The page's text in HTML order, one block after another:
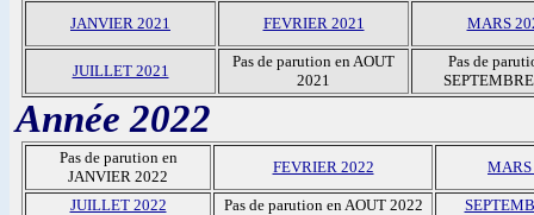
JANVIER 2021 FEVRIER 2021 MARS
JUILLET 2021
Pas de parution en AOUT
2021
Pas de
Année 2022
Pas de parution en
JANVIER 2022
FEVRIER 2022
JUILLET 2022 Pas de parution en AOUT 2022